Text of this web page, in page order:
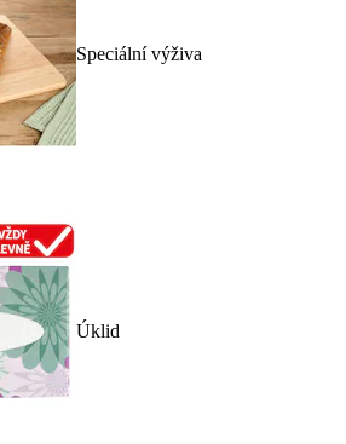
Speciální výživa
Úklid